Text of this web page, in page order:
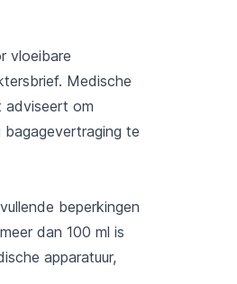
vloeibare
Medische
adviseert om
te
beperkingen
dan 100 ml is
apparatuur,